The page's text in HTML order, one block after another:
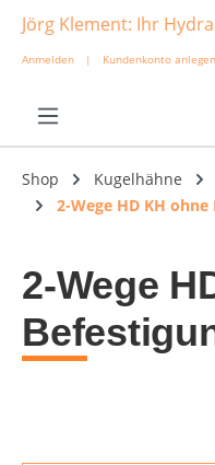
springen
Jörg Klement: Ihr
Anmelden | Kundenkonto anlegen
Shop Kugelhähne
2-Wege HD KH
2-Wege